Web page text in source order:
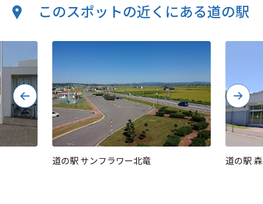
このスポットの近くにある道の駅
道の駅 サンフラワー北竜 道の駅